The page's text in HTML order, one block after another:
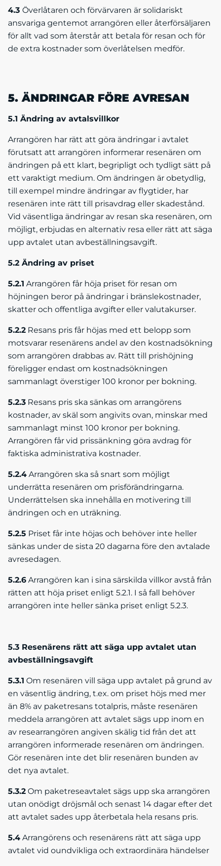
4.3 Överlåtaren och förvärvaren är solidariskt
ansvariga gentemot arrangören eller återförsäljaren
för allt vad som återstår att betala för resan och för
de extra kostnader som överlåtelsen medför.
5. ÄNDRINGAR FÖRE AVRESAN
5.1 Ändring av avtalsvillkor
Arrangören har rätt att göra ändringar i avtalet
förutsatt att arrangören informerar resenären om
ändringen på ett klart, begripligt och tydligt sätt på
ett varaktigt medium. Om ändringen är obetydlig,
till exempel mindre ändringar av flygtider, har
resenären inte rätt till prisavdrag eller skadestånd.
Vid väsentliga ändringar av resan ska resenären, om
möjligt, erbjudas en alternativ resa eller rätt att säga
upp avtalet utan avbeställningsavgift.
5.2 Ändring av priset
5.2.1 Arrangören får höja priset för resan om
höjningen beror på ändringar i bränslekostnader,
skatter och offentliga avgifter eller valutakurser.
5.2.2 Resans pris får höjas med ett belopp som
motsvarar resenärens andel av den kostnadsökning
som arrangören drabbas av. Rätt till prishöjning
föreligger endast om kostnadsökningen
sammanlagt överstiger 100 kronor per bokning.
5.2.3 Resans pris ska sänkas om arrangörens
kostnader, av skäl som angivits ovan, minskar med
sammanlagt minst 100 kronor per bokning.
Arrangören får vid prissänkning göra avdrag för
faktiska administrativa kostnader.
5.2.4 Arrangören ska så snart som möjligt
underrätta resenären om prisförändringarna.
Underrättelsen ska innehålla en motivering till
ändringen och en uträkning.
5.2.5 Priset får inte höjas och behöver inte heller
sänkas under de sista 20 dagarna före den avtalade
avresedagen.
5.2.6 Arrangören kan i sina särskilda villkor avstå från
rätten att höja priset enligt 5.2.1. I så fall behöver
arrangören inte heller sänka priset enligt 5.2.3.
5.3 Resenärens rätt att säga upp avtalet utan
avbeställningsavgift
5.3.1 Om resenären vill säga upp avtalet på grund av
en väsentlig ändring, t.ex. om priset höjs med mer
än 8% av paketresans totalpris, måste resenären
meddela arrangören att avtalet sägs upp inom en
av researrangören angiven skälig tid från det att
arrangören informerade resenären om ändringen.
Gör resenären inte det blir resenären bunden av
det nya avtalet.
5.3.2 Om paketreseavtalet sägs upp ska arrangören
utan onödigt dröjsmål och senast 14 dagar efter det
att avtalet sades upp återbetala hela resans pris.
5.4 Arrangörens och resenärens rätt att säga upp
avtalet vid oundvikliga och extraordinära händelser